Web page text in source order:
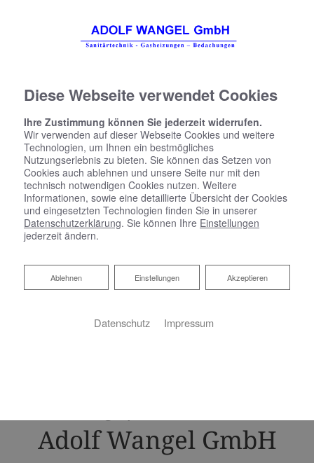
KOMPETENTE BERATUNG
UND PLANUNG FÜR IHR BAD
Seit 1933 in Ihrem
Auftrage!
Adolf Wangel GmbH
Diese Webseite verwendet Cookies
Ihre Zustimmung können Sie jederzeit widerrufen.
Wir verwenden auf dieser Webseite Cookies und weitere
Technologien, um Ihnen ein bestmögliches
Nutzungserlebnis zu bieten. Sie können das Setzen von
Cookies auch ablehnen und unsere Seite nur mit den
technisch notwendigen Cookies nutzen. Weitere
Informationen, sowie eine detaillierte Übersicht der Cookies
und eingesetzten Technologien finden Sie in unserer
Datenschutzerklärung. Sie können Ihre Einstellungen
jederzeit ändern.
Akzeptieren
Einstellungen
Ablehnen
Ablehnen
Datenschutz Impressum